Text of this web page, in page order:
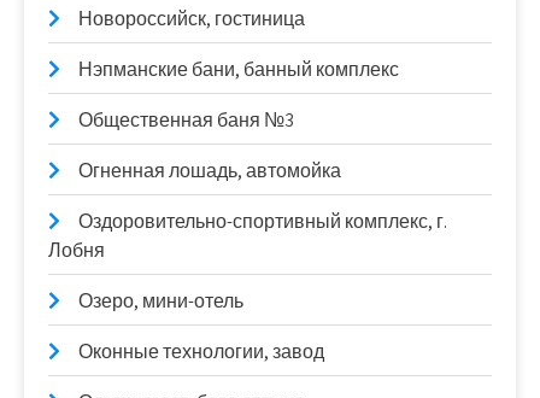
Новороссийск, гостиница
Нэпманские бани, банный комплекс
Общественная баня №3
Огненная лошадь, автомойка
Оздоровительно-спортивный комплекс, г.
Лобня
Озеро, мини-отель
Оконные технологии, завод